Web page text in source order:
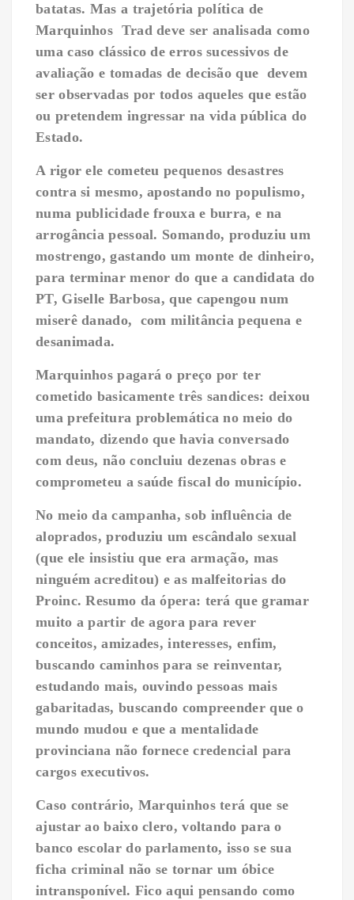
batatas. Mas a trajetória política de
Marquinhos Trad deve ser analisada como
uma caso clássico de erros sucessivos de
avaliação e tomadas de decisão que devem
ser observadas por todos aqueles que estão
ou pretendem ingressar na vida pública do
Estado.
A rigor ele cometeu pequenos desastres
contra si mesmo, apostando no populismo,
numa publicidade frouxa e burra, e na
arrogância pessoal. Somando, produziu um
mostrengo, gastando um monte de dinheiro,
para terminar menor do que a candidata do
PT, Giselle Barbosa, que capengou num
miserê danado, com militância pequena e
desanimada.
Marquinhos pagará o preço por ter
cometido basicamente três sandices: deixou
uma prefeitura problemática no meio do
mandato, dizendo que havia conversado
com deus, não concluiu dezenas obras e
comprometeu a saúde fiscal do município.
No meio da campanha, sob influência de
aloprados, produziu um escândalo sexual
(que ele insistiu que era armação, mas
ninguém acreditou) e as malfeitorias do
Proinc. Resumo da ópera: terá que gramar
muito a partir de agora para rever
conceitos, amizades, interesses, enfim,
buscando caminhos para se reinventar,
estudando mais, ouvindo pessoas mais
gabaritadas, buscando compreender que o
mundo mudou e que a mentalidade
provinciana não fornece credencial para
cargos executivos.
Caso contrário, Marquinhos terá que se
ajustar ao baixo clero, voltando para o
banco escolar do parlamento, isso se sua
ficha criminal não se tornar um óbice
intransponível. Fico aqui pensando como